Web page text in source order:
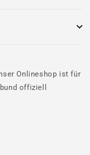
Onlineshop ist für
offiziell